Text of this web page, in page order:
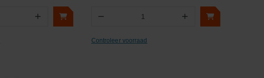
+ − +
Controleer voorraad